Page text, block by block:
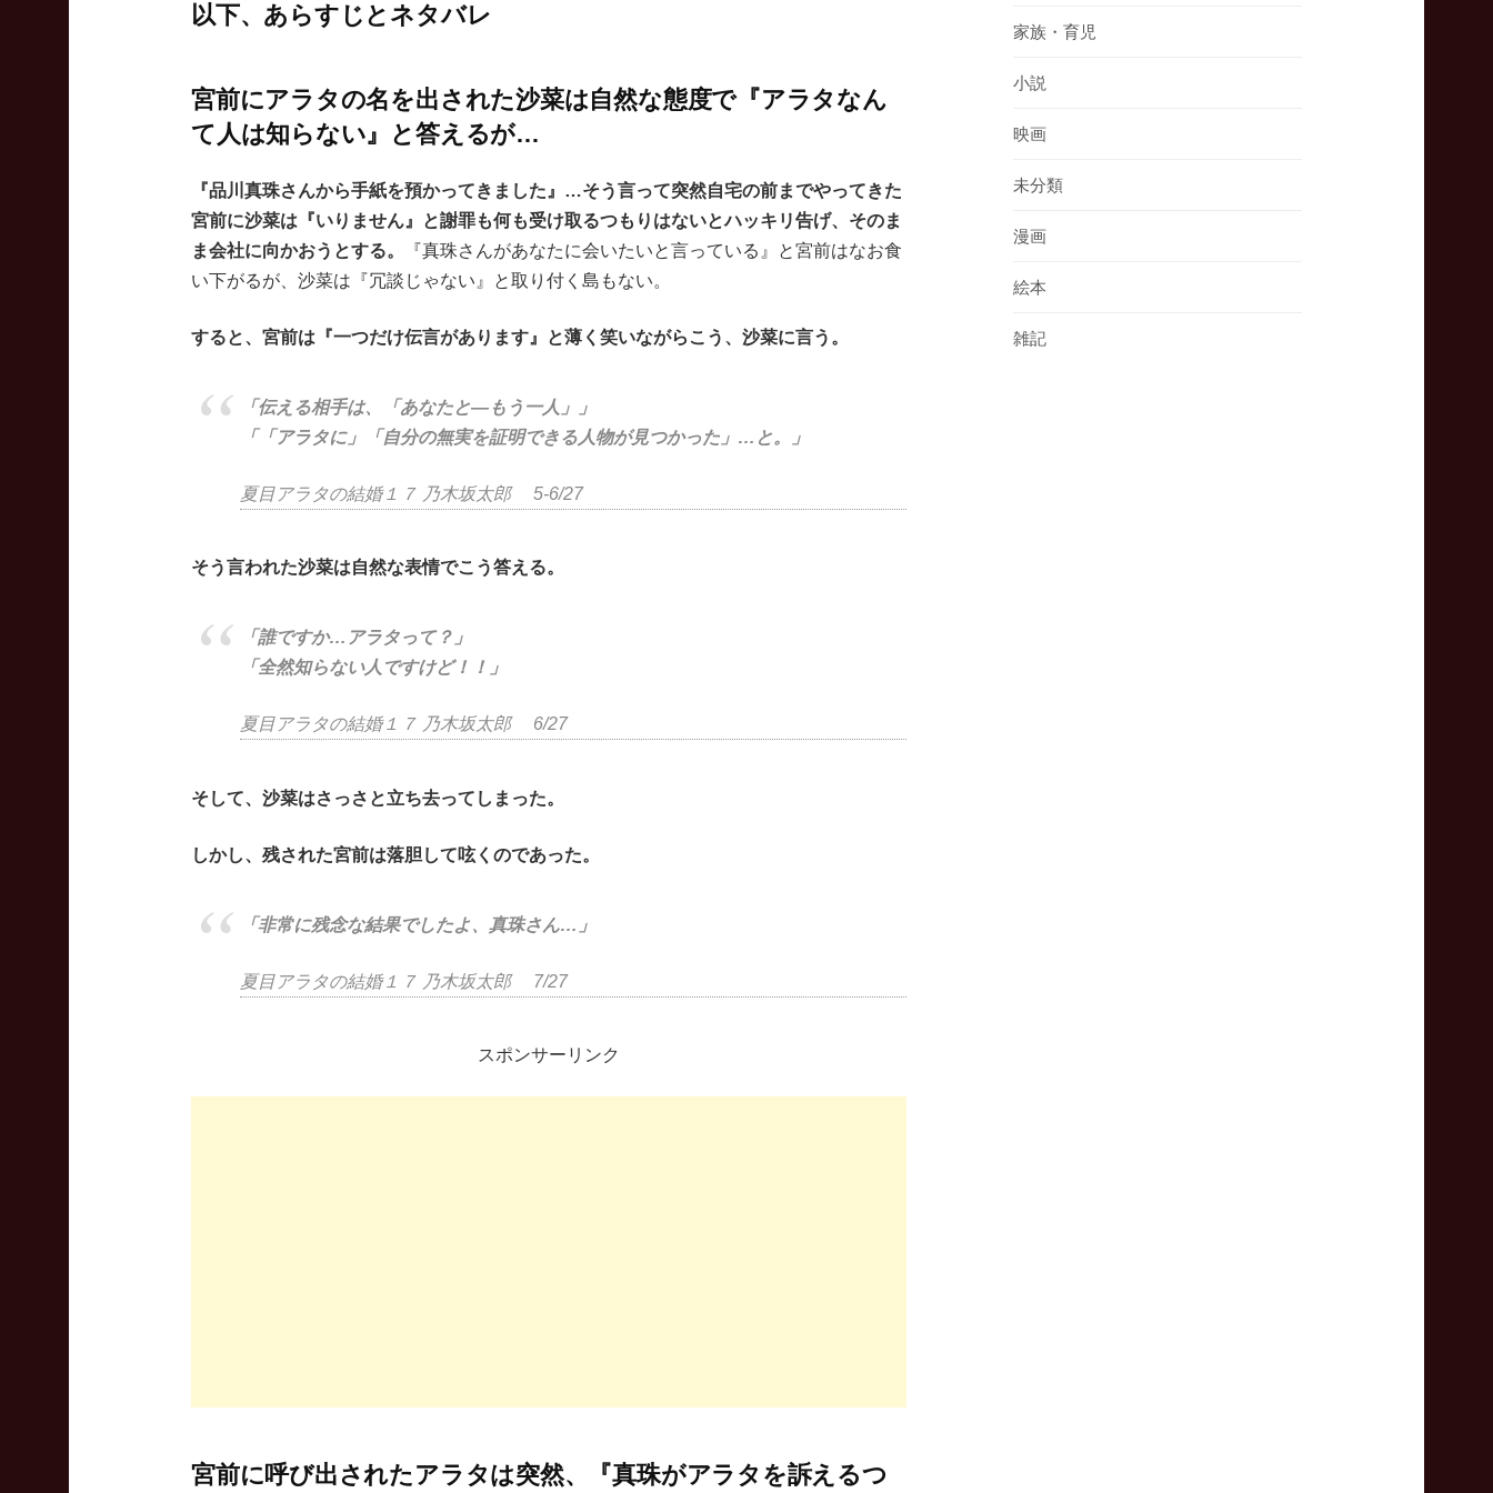
以下、あらすじとネタバレ
宮前にアラタの名を出された沙菜は自然な態度で『アラタなん
て人は知らない』と答えるが…
『品川真珠さんから手紙を預かってきました』…そう言って突然自宅の前までやってきた
宮前に沙菜は『いりません』と謝罪も何も受け取るつもりはないとハッキリ告げ、そのま
ま会社に向かおうとする。
『真珠さんがあなたに会いたいと言っている』と宮前はなお食
い下がるが、沙菜は『冗談じゃない』と取り付く島もない。
すると、宮前は『一つだけ伝言があります』と薄く笑いながらこう、沙菜に言う。
「伝える相手は、「あなたと―もう一人」」
「「アラタに」「自分の無実を証明できる人物が見つかった」…と。」
夏目アラタの結婚１７ 乃木坂太郎 5-6/27
そう言われた沙菜は自然な表情でこう答える。
「誰ですか…アラタって？」
「全然知らない人ですけど！！」
夏目アラタの結婚１７ 乃木坂太郎 6/27
そして、沙菜はさっさと立ち去ってしまった。
しかし、残された宮前は落胆して呟くのであった。
「非常に残念な結果でしたよ、真珠さん…」
夏目アラタの結婚１７ 乃木坂太郎 7/27
スポンサーリンク
宮前に呼び出されたアラタは突然、『真珠がアラタを訴えるつ
家族・育児
小説
映画
未分類
漫画
絵本
雑記